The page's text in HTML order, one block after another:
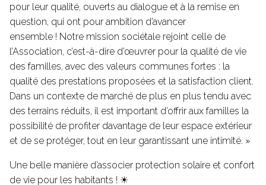
pour leur qualité, ouverts au dialogue et à la remise en
question, qui ont pour ambition d’avancer
ensemble ! Notre mission sociétale rejoint celle de
l’Association, c’est-à-dire d’œuvrer pour la qualité de vie
des familles, avec des valeurs communes fortes : la
qualité des prestations proposées et la satisfaction client.
Dans un contexte de marché de plus en plus tendu avec
des terrains réduits, il est important d’offrir aux familles la
possibilité de profiter davantage de leur espace extérieur
et de se protéger, tout en leur garantissant une intimité. »
Une belle manière d’associer protection solaire et confort
de vie pour les habitants ! ☀